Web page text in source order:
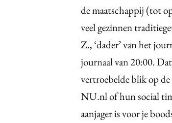
de maatschappij (tot
veel gezinnen
Z., ‘dader’ van het
journaal van 20:00.
vertroebelde blik op
NU.nl of hun social
aanjager is voor je